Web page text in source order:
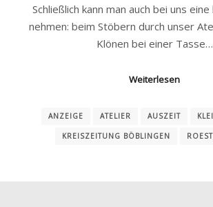
Schließlich kann man auch bei uns
nehmen: beim Stöbern durch unser
Klönen bei einer Tasse…
Weiterlesen
ANZEIGE ATELIER AUSZEIT
KREISZEITUNG BÖBLINGEN